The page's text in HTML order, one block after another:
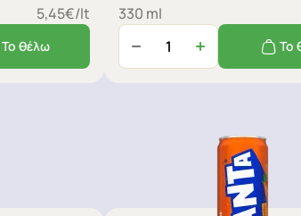
5,45€/lt
Το θέλω
330 ml
Το